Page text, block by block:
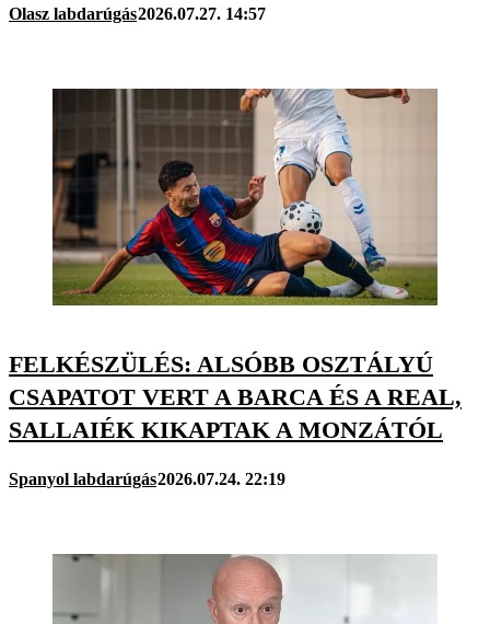
Olasz labdarúgás2026.07.27. 14:57
FELKÉSZÜLÉS: ALSÓBB OSZTÁLYÚ
CSAPATOT VERT A BARCA ÉS A REAL,
SALLAIÉK KIKAPTAK A MONZÁTÓL
Spanyol labdarúgás2026.07.24. 22:19